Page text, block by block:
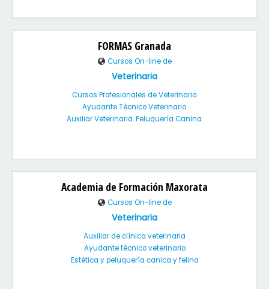
FORMAS Granada
Cursos On-line de
Veterinaria
Cursos Profesionales de Veterinaria
Ayudante Técnico Veterinario.
Auxiliar Veterinaria. Peluquería Canina.
Academia de Formación Maxorata
Cursos On-line de
Veterinaria
Auxiliar de clínica veterinaria
Ayudante técnico veterinario
Estética y peluquería canica y felina